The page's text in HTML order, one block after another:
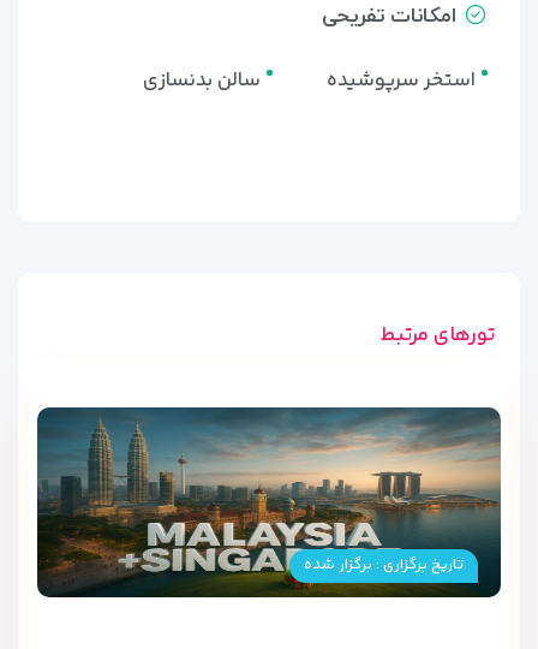
امکانات تفریحی
استخر سرپوشیده سالن بدنسازی
تورهای مرتبط
تاریخ برگزاری : برگزار شده